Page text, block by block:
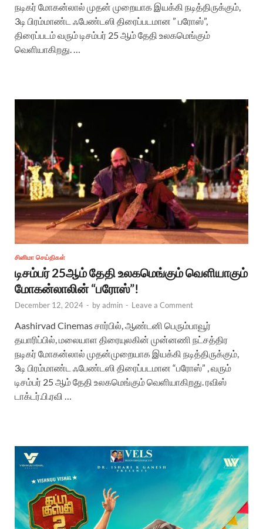
நடிகர் மோகன்லால் முதன் முறையாக இயக்கி நடித்திருக்கும்,
3டி பிரம்மாண்ட ஃபேண்டஸி திரைப்படமான ” பரோஸ்”,
திரைப்படம் வரும் டிசம்பர் 25 ஆம் தேதி உலகமெங்கும்
வெளியாகிறது. …
சினிமா செய்திகள்
டிசம்பர் 25ஆம் தேதி உலகமெங்கும் வெளியாகும்
மோகன்லாலின் “பரோஸ்”!
December 12, 2024 - byadmin - Leave a Comment
Aashirvad Cinemas சார்பில், ஆண்டனி பெரும்பாவூர்
தயாரிப்பில், மலையாள திரையுலகின் முன்னணி நட்சத்திர
நடிகர் மோகன்லால் முதன்முறையாக இயக்கி நடித்திருக்கும்,
3டி பிரம்மாண்ட ஃபேண்டஸி திரைப்படமான “பரோஸ்” , வரும்
டிசம்பர் 25 ஆம் தேதி உலகமெங்கும் வெளியாகிறது. ரவிஸ்
டாக்டர்.பி.ரவி …